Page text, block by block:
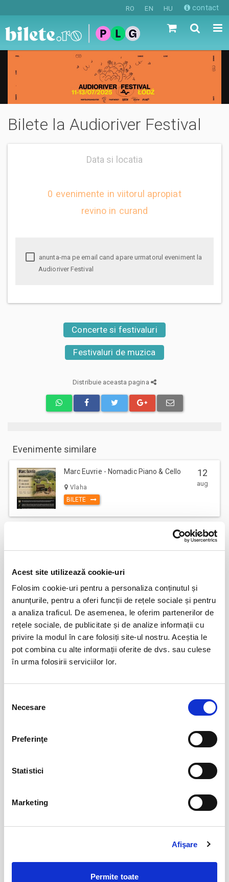
Acest site utilizează cookie-uri
Folosim cookie-uri pentru a personaliza conținutul și
anunțurile, pentru a oferi funcții de rețele sociale și pentru
a analiza traficul. De asemenea, le oferim partenerilor de
rețele sociale, de publicitate și de analize informații cu
privire la modul în care folosiți site-ul nostru. Aceștia le
pot combina cu alte informații oferite de dvs. sau culese
în urma folosirii serviciilor lor.
consimțământului
Necesare
Preferinţe
Statistici
Marketing
Afişare
Permite toate
RO EN HU contact
Bilete la Audioriver Festival
Data si locatia
0 evenimente in viitorul apropiat
revino in curand
Audioriver Festival
Concerte si festivaluri
Festivaluri de muzica
Distribuie aceasta pagina
Evenimente similare
Marc Euvrie - Nomadic Piano & Cello
Vlaha
BILETE
12
aug
BILETE
11
sept
Bucuresti
BILETE
12
15
Bucuresti
16
MAI MULTE DIN CONCERTE